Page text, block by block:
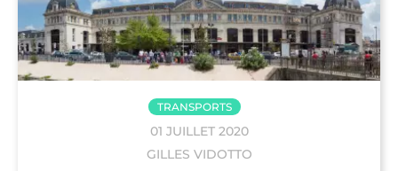
TRANSPORTS
01 JUILLET 2020
GILLES VIDOTTO